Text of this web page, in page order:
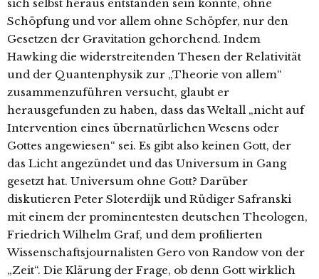
sich selbst heraus entstanden sein könnte, ohne
Schöpfung und vor allem ohne Schöpfer, nur den
Gesetzen der Gravitation gehorchend. Indem
Hawking die widerstreitenden Thesen der Relativität
und der Quantenphysik zur „Theorie von allem“
zusammenzuführen versucht, glaubt er
herausgefunden zu haben, dass das Weltall „nicht auf
Intervention eines übernatürlichen Wesens oder
Gottes angewiesen“ sei. Es gibt also keinen Gott, der
das Licht angezündet und das Universum in Gang
gesetzt hat. Universum ohne Gott? Darüber
diskutieren Peter Sloterdijk und Rüdiger Safranski
mit einem der prominentesten deutschen Theologen,
Friedrich Wilhelm Graf, und dem profilierten
Wissenschaftsjournalisten Gero von Randow von der
„Zeit“. Die Klärung der Frage, ob denn Gott wirklich